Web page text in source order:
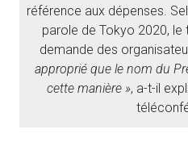
référence aux dépenses.
parole de Tokyo 2020,
demande des
approprié que le nom du
cette manière », a-t-il